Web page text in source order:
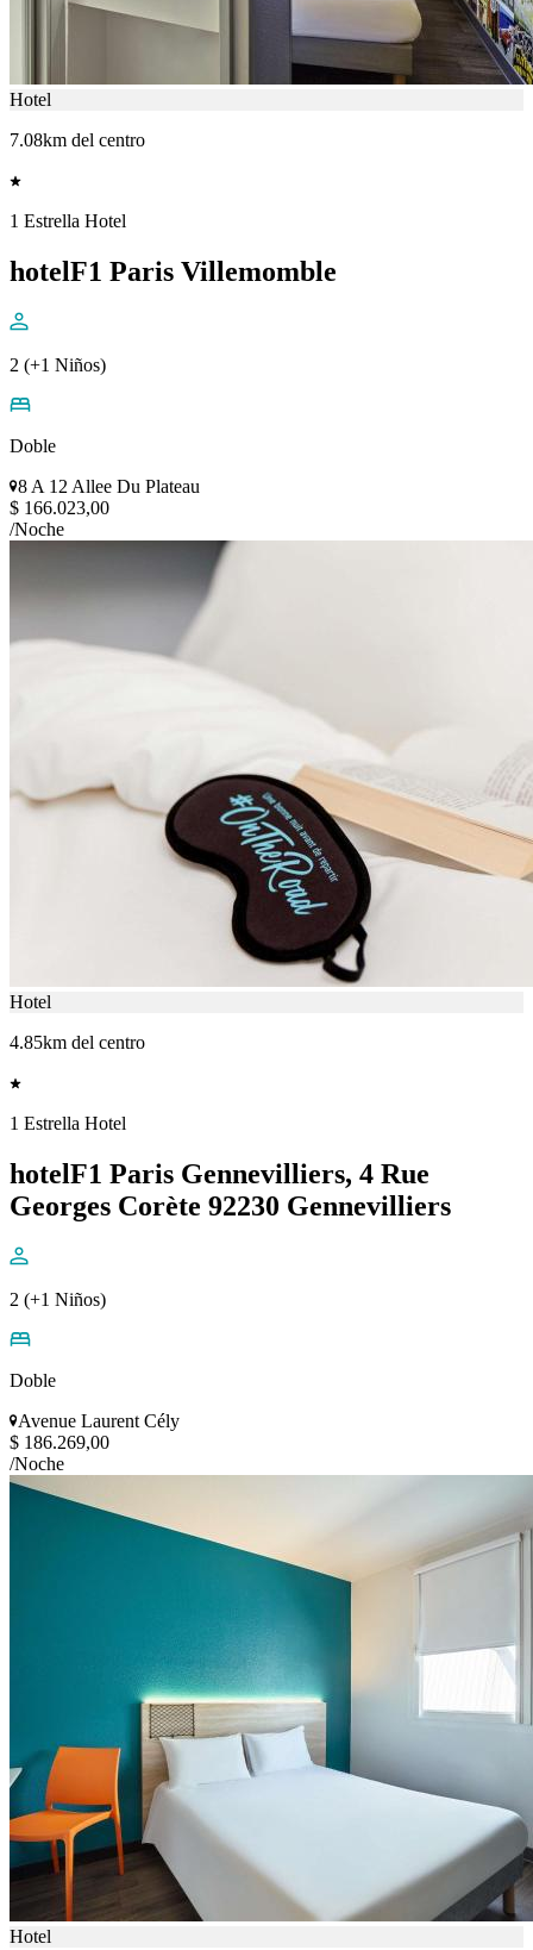
Hotel
7.08km del centro
1 Estrella Hotel
hotelF1 Paris Villemomble
2 (+1 Niños)
Doble
8 A 12 Allee Du Plateau
$ 166.023,00
/Noche
Hotel
4.85km del centro
1 Estrella Hotel
hotelF1 Paris Gennevilliers, 4 Rue
Georges Corète 92230 Gennevilliers
2 (+1 Niños)
Doble
Avenue Laurent Cély
$ 186.269,00
/Noche
Hotel